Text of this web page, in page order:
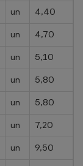
un
4,40
un
4,70
un
5,10
un
5,80
un
5,80
un
7,20
un
9,50